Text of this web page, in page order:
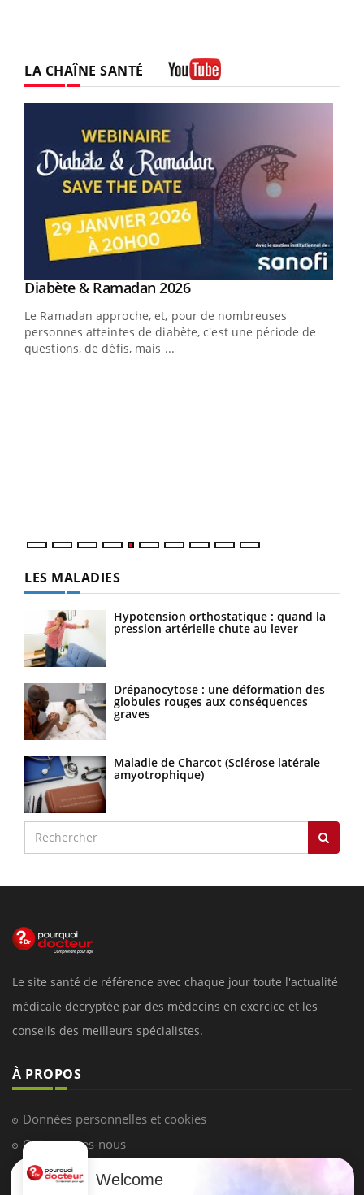
LA CHAÎNE SANTÉ
Youtube
Diabète & Ramadan 2026Youtube
Le Ramadan approche, et, pour de nombreuses
personnes atteintes de diabète, c'est une période de
questions, de défis, mais ...
LES MALADIES
Hypotension orthostatique : quand la
pression artérielle chute au lever
Drépanocytose : une déformation des
globules rouges aux conséquences
graves
Maladie de Charcot (Sclérose latérale
amyotrophique)
Le site santé de référence avec chaque jour toute l'actualité
médicale decryptée par des médecins en exercice et les
conseils des meilleurs spécialistes.
À PROPOS
Données personnelles et cookies
Qui sommes-nous
Conditions d'utilisation
Welcome